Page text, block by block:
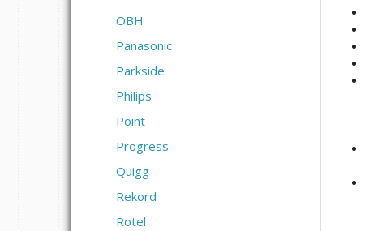
OBH
Panasonic
Parkside
Philips
Point
Progress
Quigg
Rekord
Rotel